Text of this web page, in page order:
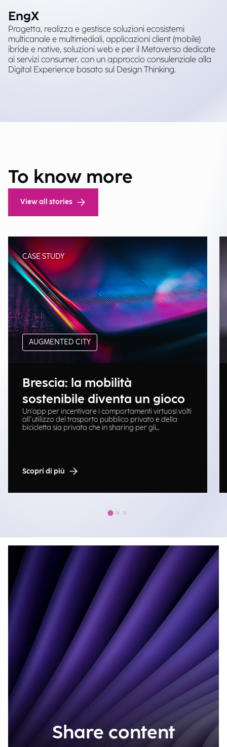
EngX
Progetta, realizza e gestisce soluzioni ecosistemi
multicanale e multimediali, applicazioni client (mobile)
ibride e native, soluzioni web e per il Metaverso dedicate
ai servizi consumer, con un approccio consulenziale alla
Digital Experience basato sul Design Thinking.
To know more
View all stories
CASE STUDY
AUGMENTED CITY
Brescia: la mobilità
sostenibile diventa un gioco
Un'app per incentivare i comportamenti virtuosi volti
all'utilizzo del trasporto pubblico privato e della
bicicletta sia privata che in sharing per gli
Scopri di più
Share content